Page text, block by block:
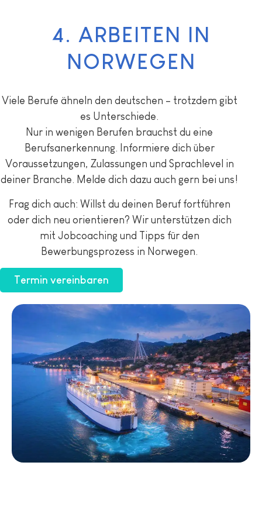
4. ARBEITEN IN
NORWEGEN
Viele Berufe ähneln den deutschen – trotzdem gibt
es Unterschiede.
Nur in wenigen Berufen brauchst du eine
Berufsanerkennung. Informiere dich über
Voraussetzungen, Zulassungen und Sprachlevel in
deiner Branche. Melde dich dazu auch gern bei uns!
Frag dich auch: Willst du deinen Beruf fortführen
oder dich neu orientieren? Wir unterstützen dich
mit Jobcoaching und Tipps für den
Bewerbungsprozess in Norwegen.
Termin vereinbaren